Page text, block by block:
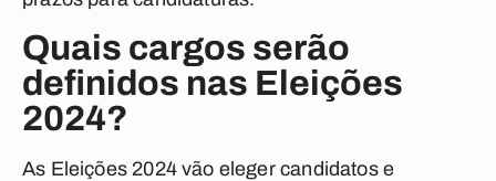
Quais cargos serão
definidos nas Eleições
2024?
As Eleições 2024 vão eleger candidatos e